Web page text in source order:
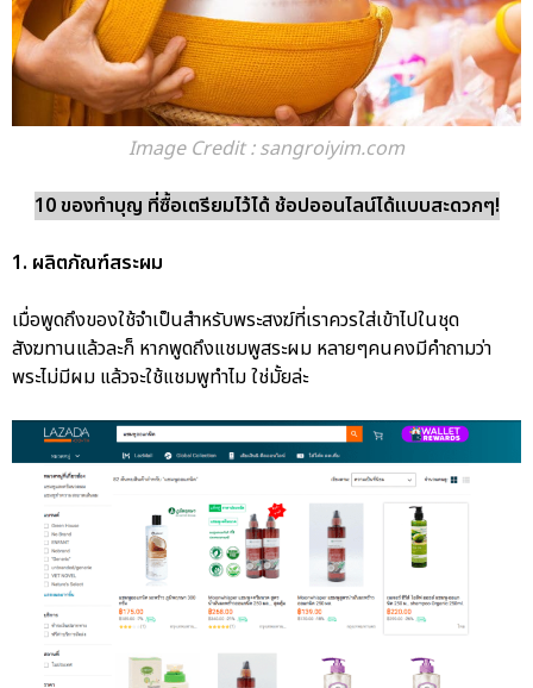
Image Credit : sangroiyim.com
10 ของทำบุญ ที่ซื้อเตรียมไว้ได้ ช้อปออนไลน์ได้แบบสะดวกๆ!
1. ผลิตภัณฑ์สระผม
เมื่อพูดถึงของใช้จำเป็นสำหรับพระสงฆ์ที่เราควรใส่เข้าไปในชุด
สังฆทานแล้วละก็ หากพูดถึงแชมพูสระผม หลายๆคนคงมีคำถามว่า
พระไม่มีผม แล้วจะใช้แชมพูทำไม ใช่มั้ยล่ะ